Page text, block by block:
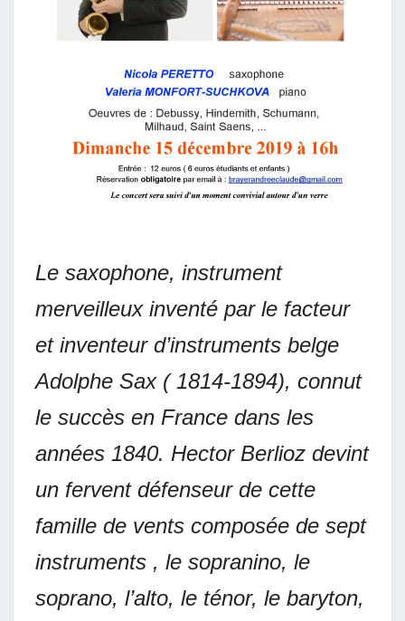
Le saxophone, instrument
merveilleux inventé par le facteur
et inventeur d’instruments belge
Adolphe Sax ( 1814-1894), connut
le succès en France dans les
années 1840. Hector Berlioz devint
un fervent défenseur de cette
famille de vents composée de sept
instruments , le sopranino, le
soprano, l’alto, le ténor, le baryton,